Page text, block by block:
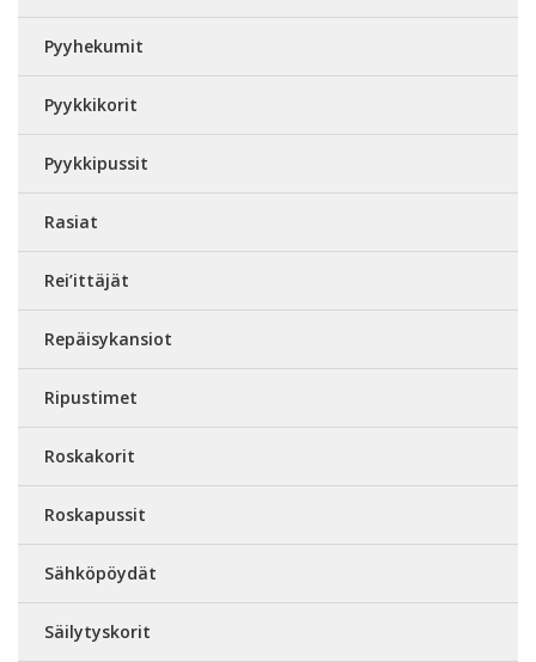
Pyyhekumit
Pyykkikorit
Pyykkipussit
Rasiat
Rei’ittäjät
Repäisykansiot
Ripustimet
Roskakorit
Roskapussit
Sähköpöydät
Säilytyskorit